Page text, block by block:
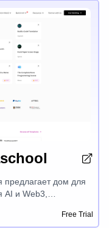
вдохновляющие
пипетка,
планировщик
- все это
цифрового рабочего
предлагает дом для
AI и Web3,
и экспертное
преуспеть в
Free Trial